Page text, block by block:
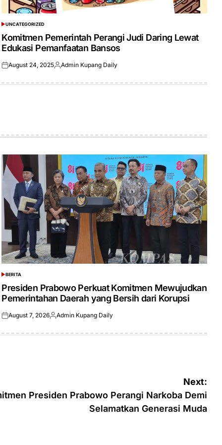
POSTED
IN
UNCATEGORIZED
Komitmen Pemerintah Perangi Judi Daring Lewat
Edukasi Pemanfaatan Bansos
Posted
August 24, 2025Posted
Admin Kupang Daily
POSTED
IN
BERITA
Presiden Prabowo Perkuat Komitmen Mewujudkan
Pemerintahan Daerah yang Bersih dari Korupsi
Posted
August 7, 2026Posted
Admin Kupang Daily
Next:
Presiden Prabowo Perangi Narkoba Demi
Selamatkan Generasi Muda